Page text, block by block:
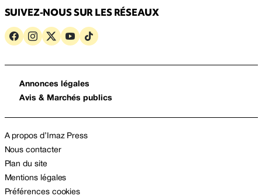
SUIVEZ-NOUS SUR LES RÉSEAUX
Annonces légales
Avis & Marchés publics
A propos d’Imaz Press
Nous contacter
Plan du site
Mentions légales
Préférences cookies